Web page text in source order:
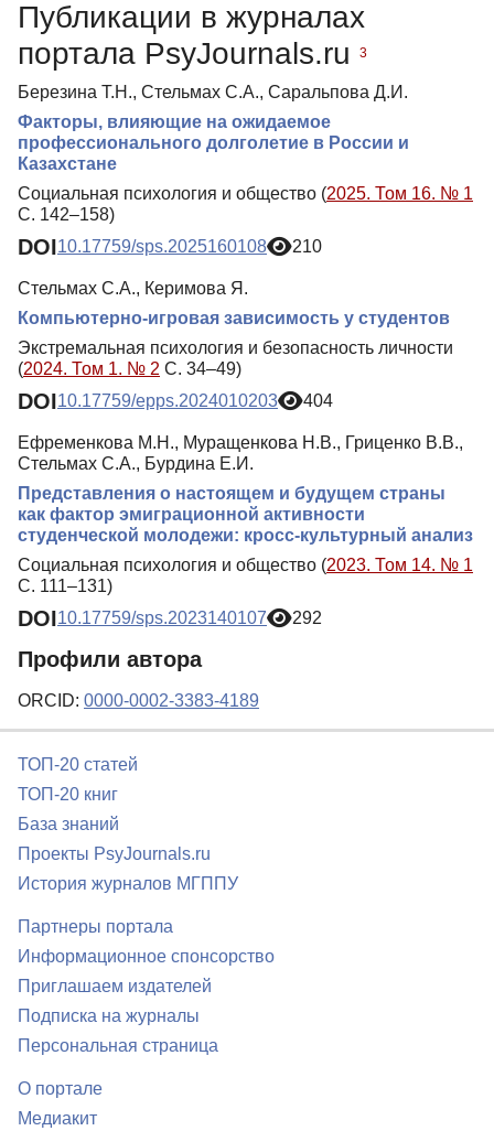
Медиа-материалы
Публикации в журналах
портала PsyJournals.ru
3
Березина Т.Н., Стельмах С.А., Саральпова Д.И.
Факторы, влияющие на ожидаемое
профессионального долголетие в России и
Казахстане
Социальная психология и общество (2025. Том 16. № 1
С. 142–158)
DOI10.17759/sps.2025160108 210
Стельмах С.А., Керимова Я.
Компьютерно-игровая зависимость у студентов
Экстремальная психология и безопасность личности
(2024. Том 1. № 2 С. 34–49)
DOI10.17759/epps.2024010203 404
Ефременкова М.Н., Муращенкова Н.В., Гриценко В.В.,
Стельмах С.А., Бурдина Е.И.
Представления о настоящем и будущем страны
как фактор эмиграционной активности
студенческой молодежи: кросс-культурный анализ
Социальная психология и общество (2023. Том 14. № 1
С. 111–131)
DOI10.17759/sps.2023140107 292
Профили автора
ORCID: 0000-0002-3383-4189
ТОП-20 статей
ТОП-20 книг
База знаний
Проекты PsyJournals.ru
История журналов МГППУ
Партнеры портала
Информационное спонсорство
Приглашаем издателей
Подписка на журналы
Персональная страница
О портале
Медиакит